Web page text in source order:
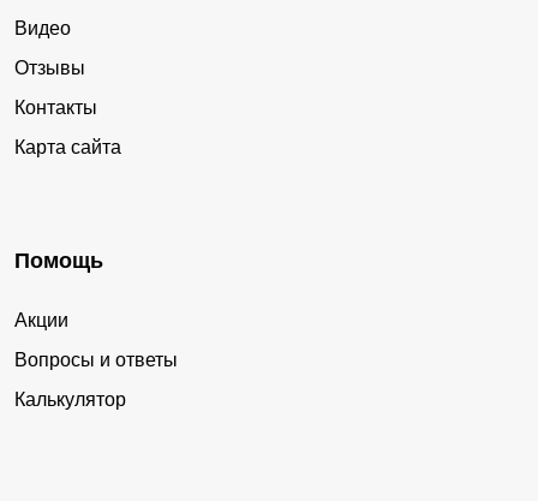
Видео
Отзывы
Контакты
Карта сайта
Помощь
Акции
Вопросы и ответы
Калькулятор